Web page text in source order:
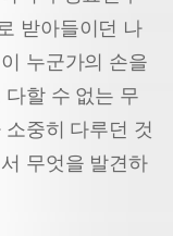
받아들이던 나
누군가의 손을
다할 수 없는 무
중히 다루던 것
무엇을 발견하